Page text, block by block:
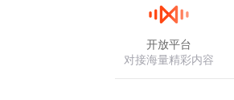
开放平台
对接海量精彩内容